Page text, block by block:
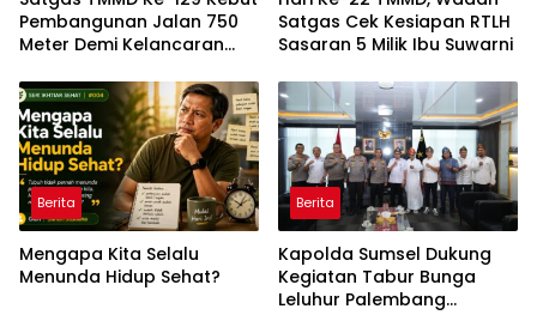
Pembangunan Jalan 750
Meter Demi Kelancaran
Satgas Cek Kesiapan RTLH
Sasaran 5 Milik Ibu Suwarni
Berita
Mengapa Kita Selalu
Menunda Hidup Sehat?
Berita
Kapolda Sumsel Dukung
Kegiatan Tabur Bunga
Leluhur Palembang